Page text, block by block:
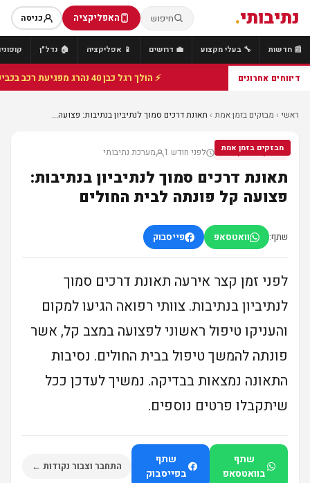
נתיבותי. חיפוש האפליקציה כניסה
📰 חדשות 🔧 בעלי מקצוע 💼 דרושים 📱 אפליקציה 🏠 נדל"ן
דיווחים אחרונים ⚡ הולך רגל כבן 40 נהרג מפגיעת רכב בכביש 25 סמוך לצומת הנשיא, מתנדבי זק"א פועלו בזירה
ראשי › מבזקים בזמן אמת › תאונת דרכים סמוך לנתיביון בנתיבות: פצועה...
מבזקים בזמן אמת
מבזקים בזמן אמת לפני חודש 1 מערכת נתיבותי
תאונת דרכים סמוך לנתיביון בנתיבות:
פצועה קל פונתה לבית החולים
שתף: וואטסאפ פייסבוק
לפני זמן קצר אירעה תאונת דרכים סמוך
לנתיביון בנתיבות. צוותי רפואה הגיעו למקום
והעניקו טיפול ראשוני לפצועה במצב קל, אשר
פונתה להמשך טיפול בבית החולים. נסיבות
התאונה נמצאות בבדיקה. נמשיך לעדכן ככל
שיתקבלו פרטים נוספים.
שתף
בוואטסאפ
שתף
בפייסבוק
התחבר וצבור נקודות ←